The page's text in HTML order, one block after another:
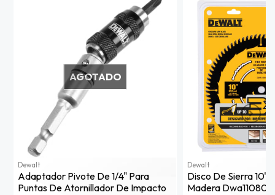
AGOTADO
Dewalt
Adaptador Pivote De 1/4" Para
Puntas De Atornillador De Impacto
Dewalt
Disco De Sierra 10''
Madera Dwa11080